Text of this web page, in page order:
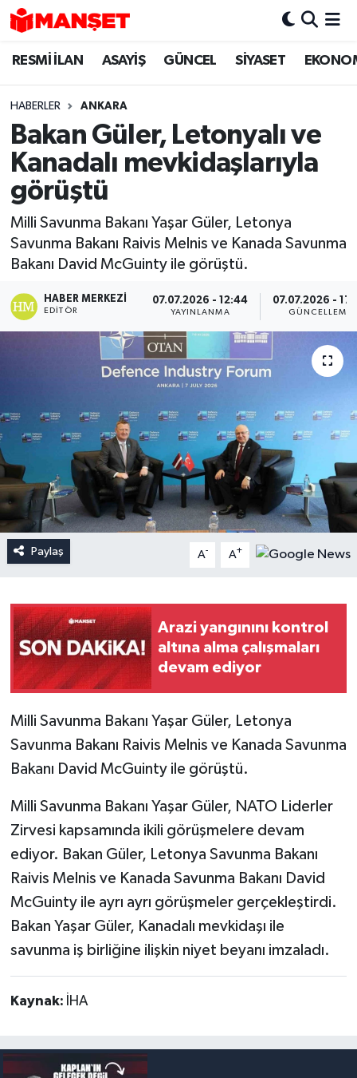
RESMİ İLAN ASAYİŞ GÜNCEL SİYASET
HABERLER ANKARA
Bakan Güler, Letonyalı ve
Kanadalı mevkidaşlarıyla
görüştü
Milli Savunma Bakanı Yaşar Güler, Letonya
Savunma Bakanı Raivis Melnis ve Kanada Savunma
Bakanı David McGuinty ile görüştü.
HABER MERKEZI
EDITÖR
07.07.2026 - 12:44
YAYINLANMA
07.07.2026 -
GÜNCELLEME
Paylaş A- A+
Arazi yangınını kontrol
altına alma çalışmaları
devam ediyor
Milli Savunma Bakanı Yaşar Güler, Letonya
Savunma Bakanı Raivis Melnis ve Kanada Savunma
Bakanı David McGuinty ile görüştü.
Milli Savunma Bakanı Yaşar Güler, NATO Liderler
Zirvesi kapsamında ikili görüşmelere devam
ediyor. Bakan Güler, Letonya Savunma Bakanı
Raivis Melnis ve Kanada Savunma Bakanı David
McGuinty ile ayrı ayrı görüşmeler gerçekleştirdi.
Bakan Yaşar Güler, Kanadalı mevkidaşı ile
savunma iş birliğine ilişkin niyet beyanı imzaladı.
Kaynak: İHA
Hava Durumu
Trafik Durumu
Süper Lig Puan Durumu ve Fikstür
Tüm Manşetler
Son Dakika Haberleri
Haber Arşivi